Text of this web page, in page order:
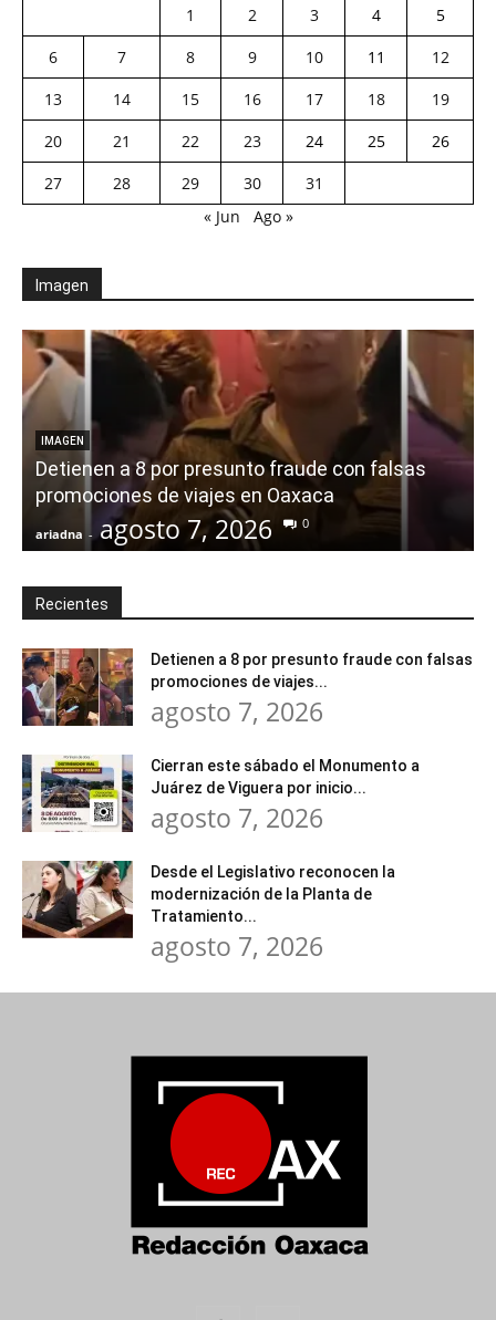
1 2 3 4
5
6
7 8 9 10 11
12
13
14 15 16 17 18
19
20
21 22 23 24 25
26
27
28 29 30
31
« Jun
Ago »
Imagen
IMAGEN
Detienen a 8 por presunto fraude con falsas
promociones de viajes en Oaxaca
ariadna - agosto 7, 2026 0
Recientes
Detienen a 8 por presunto fraude con falsas
promociones de viajes...
agosto 7, 2026
Cierran este sábado el Monumento a
Juárez de Viguera por inicio...
agosto 7, 2026
Desde el Legislativo reconocen la
modernización de la Planta de
Tratamiento...
agosto 7, 2026